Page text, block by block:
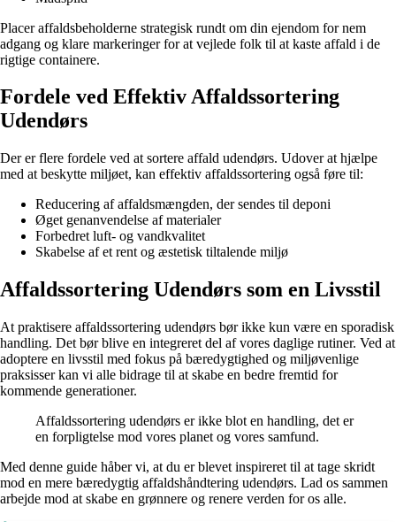
Placer affaldsbeholderne strategisk rundt om din ejendom for nem
adgang og klare markeringer for at vejlede folk til at kaste affald i de
rigtige containere.
Fordele ved Effektiv Affaldssortering
Udendørs
Der er flere fordele ved at sortere affald udendørs. Udover at hjælpe
med at beskytte miljøet, kan effektiv affaldssortering også føre til:
Reducering af affaldsmængden, der sendes til deponi
Øget genanvendelse af materialer
Forbedret luft- og vandkvalitet
Skabelse af et rent og æstetisk tiltalende miljø
Affaldssortering Udendørs som en Livsstil
At praktisere affaldssortering udendørs bør ikke kun være en sporadisk
handling. Det bør blive en integreret del af vores daglige rutiner. Ved at
adoptere en livsstil med fokus på bæredygtighed og miljøvenlige
praksisser kan vi alle bidrage til at skabe en bedre fremtid for
kommende generationer.
Affaldssortering udendørs er ikke blot en handling, det er
en forpligtelse mod vores planet og vores samfund.
Med denne guide håber vi, at du er blevet inspireret til at tage skridt
mod en mere bæredygtig affaldshåndtering udendørs. Lad os sammen
arbejde mod at skabe en grønnere og renere verden for os alle.